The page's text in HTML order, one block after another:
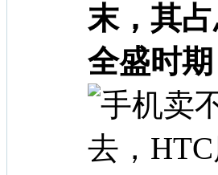
末，其
全盛时